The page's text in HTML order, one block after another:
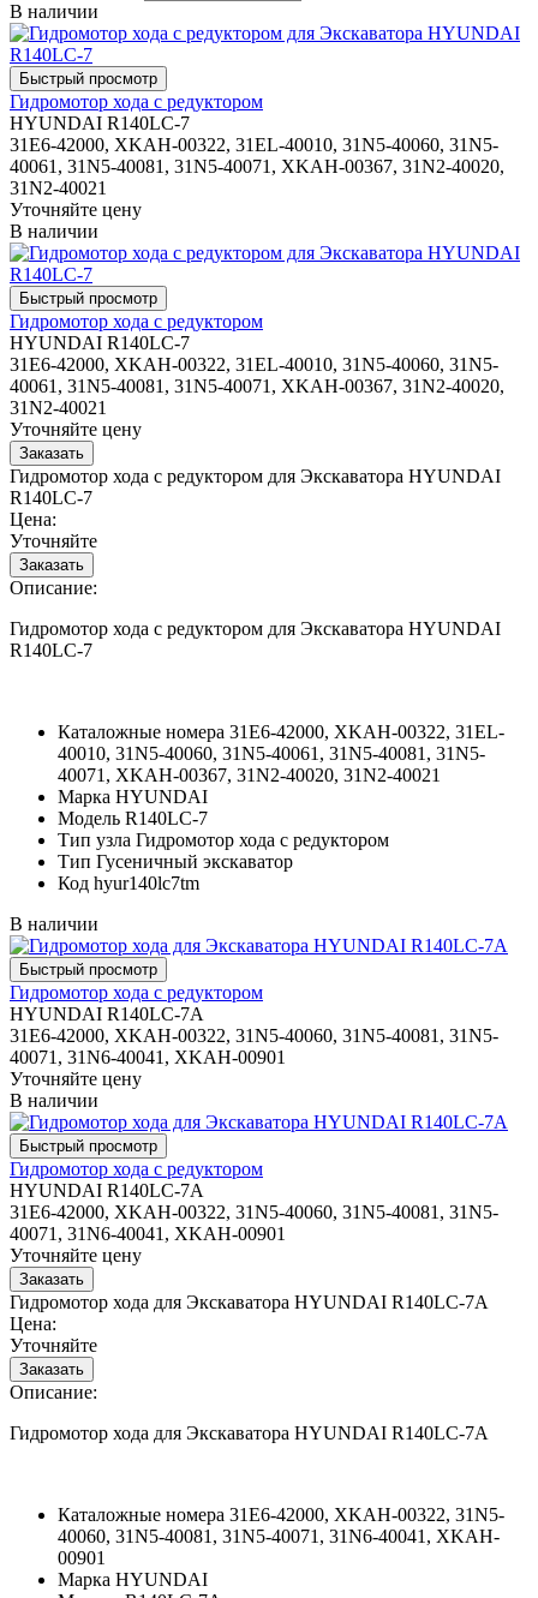
В наличии
Гидромотор хода с редуктором
HYUNDAI R140LC-7
31E6-42000, XKAH-00322, 31EL-40010, 31N5-40060, 31N5-
40061, 31N5-40081, 31N5-40071, XKAH-00367, 31N2-40020,
31N2-40021
Уточняйте цену
В наличии
Гидромотор хода с редуктором
HYUNDAI R140LC-7
31E6-42000, XKAH-00322, 31EL-40010, 31N5-40060, 31N5-
40061, 31N5-40081, 31N5-40071, XKAH-00367, 31N2-40020,
31N2-40021
Уточняйте цену
Гидромотор хода с редуктором для Экскаватора HYUNDAI
R140LC-7
Цена:
Уточняйте
Описание:
Гидромотор хода с редуктором для Экскаватора HYUNDAI
R140LC-7
Каталожные номера 31E6-42000, XKAH-00322, 31EL-
40010, 31N5-40060, 31N5-40061, 31N5-40081, 31N5-
40071, XKAH-00367, 31N2-40020, 31N2-40021
Марка HYUNDAI
Модель R140LC-7
Тип узла Гидромотор хода с редуктором
Тип Гусеничный экскаватор
Код hyur140lc7tm
В наличии
Гидромотор хода с редуктором
HYUNDAI R140LC-7A
31E6-42000, XKAH-00322, 31N5-40060, 31N5-40081, 31N5-
40071, 31N6-40041, XKAH-00901
Уточняйте цену
В наличии
Гидромотор хода с редуктором
HYUNDAI R140LC-7A
31E6-42000, XKAH-00322, 31N5-40060, 31N5-40081, 31N5-
40071, 31N6-40041, XKAH-00901
Уточняйте цену
Гидромотор хода для Экскаватора HYUNDAI R140LC-7A
Цена:
Уточняйте
Описание:
Гидромотор хода для Экскаватора HYUNDAI R140LC-7A
Каталожные номера 31E6-42000, XKAH-00322, 31N5-
40060, 31N5-40081, 31N5-40071, 31N6-40041, XKAH-
00901
Марка HYUNDAI